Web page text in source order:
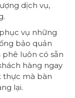
dịch vụ,
vụ những
bảo quản
luôn có sẵn
hàng ngay
thực mà bàn
lại.